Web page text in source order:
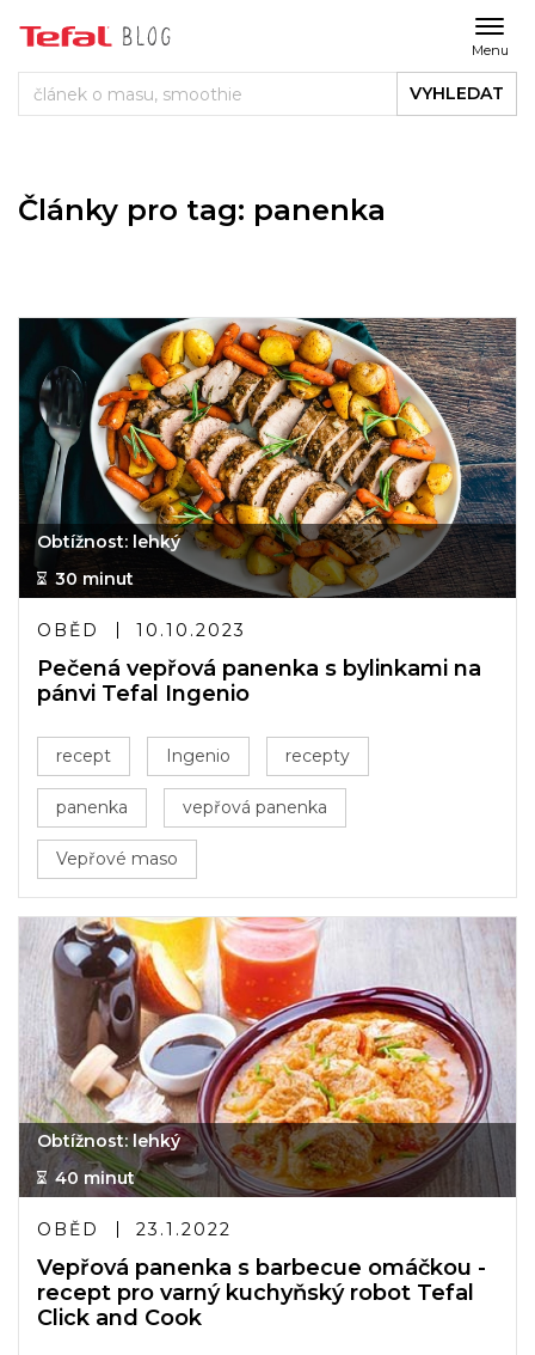
Menu
VYHLEDAT
Články pro tag: panenka
Obtížnost: lehký
30 minut
OBĚD 10.10.2023
Pečená vepřová panenka s bylinkami na
pánvi Tefal Ingenio
recept Ingenio recepty
panenka vepřová panenka
Vepřové maso
Obtížnost: lehký
40 minut
OBĚD 23.1.2022
Vepřová panenka s barbecue omáčkou -
recept pro varný kuchyňský robot Tefal
Click and Cook